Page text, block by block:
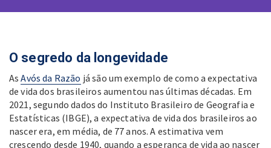
O segredo da longevidade
AsAvós da Razão já são um exemplo de como a expectativa
de vida dos brasileiros aumentou nas últimas décadas. Em
2021, segundo dados do Instituto Brasileiro de Geografia e
Estatísticas (IBGE), a expectativa de vida dos brasileiros ao
nascer era, em média, de 77 anos. A estimativa vem
crescendo desde 1940, quando a esperança de vida ao nascer